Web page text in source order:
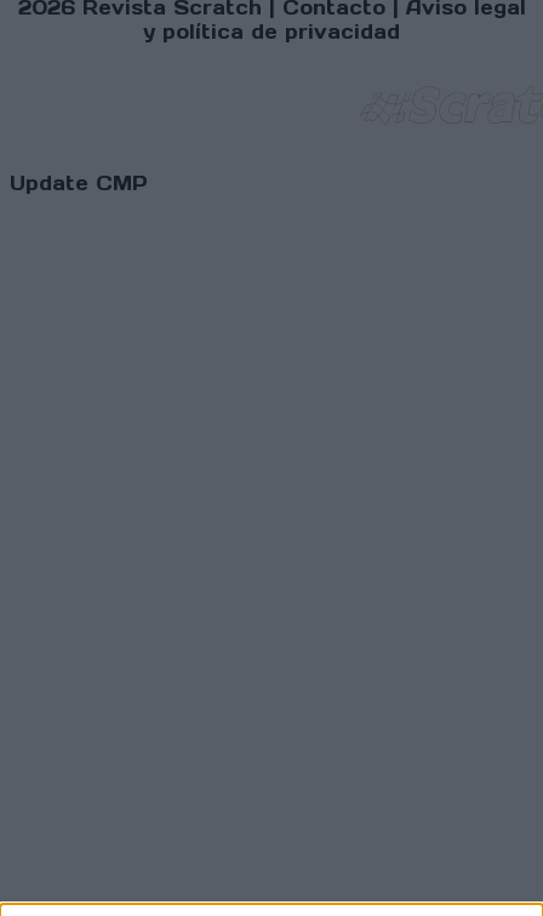
2026 Revista Scratch | Contacto| Aviso legal
y política de privacidad
Update CMP